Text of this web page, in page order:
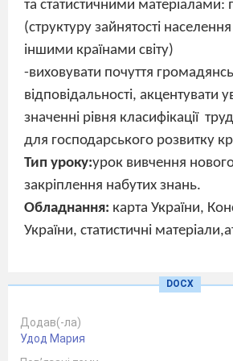
та статистичними матеріалами:
(структуру зайнятості населення
іншими країнами світу)
-виховувати почуття
відповідальності, акцентувати
значенні рівня класифікації
для господарського розвитку
Тип уроку:урок вивчення
закріплення набутих знань.
Обладнання: карта України,
України, статистичні
Х І Д
II.
Актуалізація опорних
1.
Бліцопитування .
DOCX
Додав(-ла)
Удод Мария